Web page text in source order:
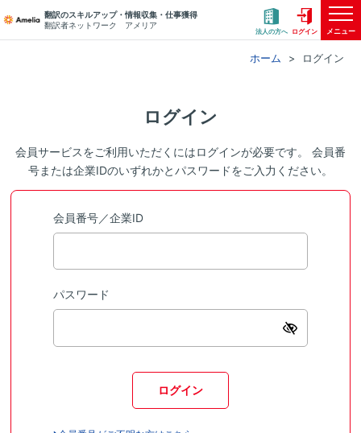
翻訳のスキルアップ・情報収集・仕事獲得
翻訳者ネットワーク アメリア
法人の方へ ログイン メニュー
ホーム ログイン
ログイン
会員サービスをご利用いただくにはログインが必要です。 会員番
号または企業IDのいずれかとパスワードをご入力ください。
会員番号／企業ID
パスワード
ログイン